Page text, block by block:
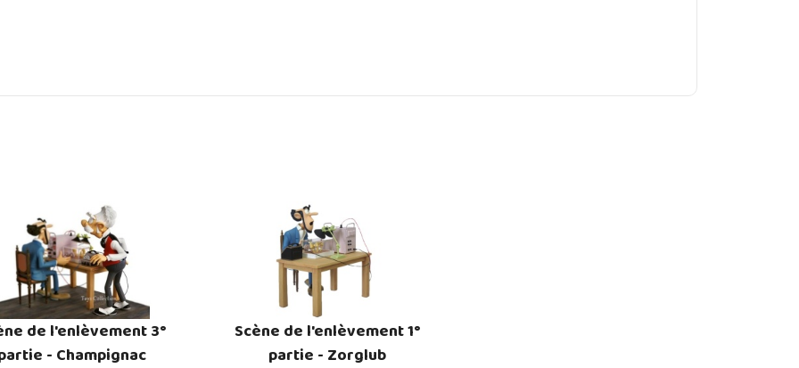
de l'enlèvement 3°
- Champignac
Scène de l'enlèvement 1°
partie - Zorglub